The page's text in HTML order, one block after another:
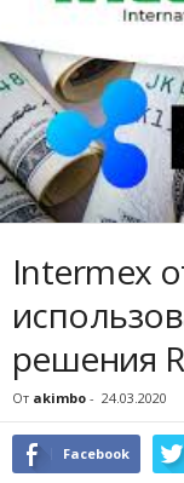
Intermex
решения
От akimbo - 24.03.2020
Facebook